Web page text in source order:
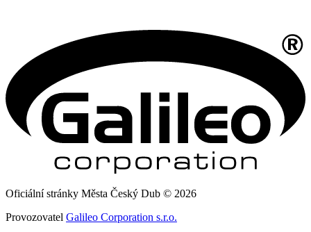
Oficiální stránky Města Český Dub © 2026
Provozovatel Galileo Corporation s.r.o.